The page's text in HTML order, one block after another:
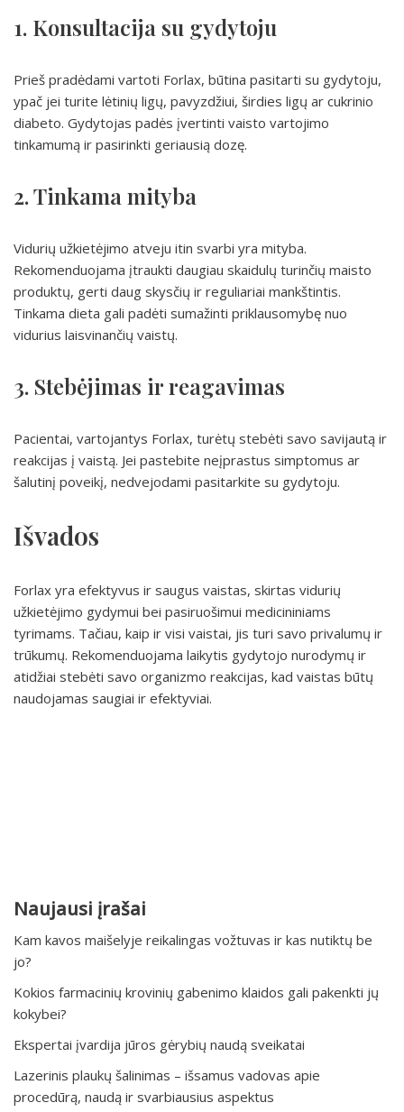
1. Konsultacija su gydytoju
Prieš pradėdami vartoti Forlax, būtina pasitarti su gydytoju,
ypač jei turite lėtinių ligų, pavyzdžiui, širdies ligų ar cukrinio
diabeto. Gydytojas padės įvertinti vaisto vartojimo
tinkamumą ir pasirinkti geriausią dozę.
2. Tinkama mityba
Vidurių užkietėjimo atveju itin svarbi yra mityba.
Rekomenduojama įtraukti daugiau skaidulų turinčių maisto
produktų, gerti daug skysčių ir reguliariai mankštintis.
Tinkama dieta gali padėti sumažinti priklausomybę nuo
vidurius laisvinančių vaistų.
3. Stebėjimas ir reagavimas
Pacientai, vartojantys Forlax, turėtų stebėti savo savijautą ir
reakcijas į vaistą. Jei pastebite neįprastus simptomus ar
šalutinį poveikį, nedvejodami pasitarkite su gydytoju.
Išvados
Forlax yra efektyvus ir saugus vaistas, skirtas vidurių
užkietėjimo gydymui bei pasiruošimui medicininiams
tyrimams. Tačiau, kaip ir visi vaistai, jis turi savo privalumų ir
trūkumų. Rekomenduojama laikytis gydytojo nurodymų ir
atidžiai stebėti savo organizmo reakcijas, kad vaistas būtų
naudojamas saugiai ir efektyviai.
Naujausi įrašai
Kam kavos maišelyje reikalingas vožtuvas ir kas nutiktų be
jo?
Kokios farmacinių krovinių gabenimo klaidos gali pakenkti jų
kokybei?
Ekspertai įvardija jūros gėrybių naudą sveikatai
Lazerinis plaukų šalinimas – išsamus vadovas apie
procedūrą, naudą ir svarbiausius aspektus